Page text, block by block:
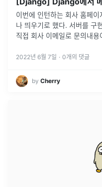
이번에 인턴하는 회사 홈페
나 띄우기로 했다. 서버를 구
직접 회사 이메일로 문의내
smtp사용...
2022년 6월 7일 · 0개의 댓글
by Cherry